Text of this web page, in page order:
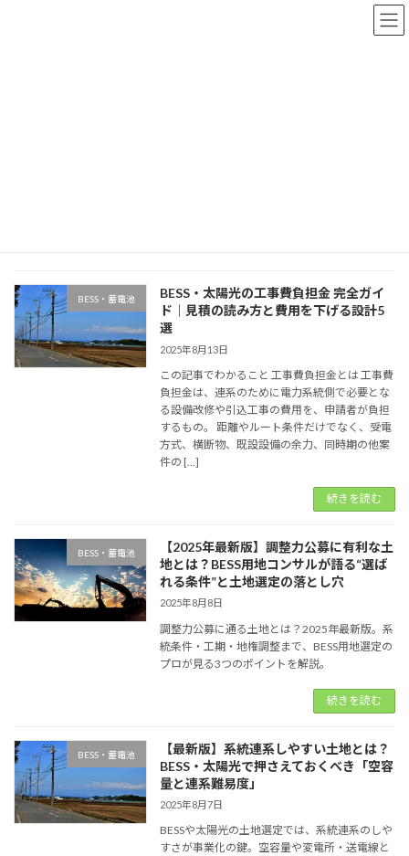
BESS・蓄電池
BESS・太陽光の工事費負担金 完全ガイ
ド｜見積の読み方と費用を下げる設計5
選
2025年8月13日
この記事でわかること 工事費負担金とは 工事費
負担金は、連系のために電力系統側で必要とな
る設備改修や引込工事の費用を、申請者が負担
するもの。 距離やルート条件だけでなく、受電
方式、横断物、既設設備の余力、同時期の他案
件の […]
続きを読む
BESS・蓄電池
【2025年最新版】調整力公募に有利な土
地とは？BESS用地コンサルが語る“選ば
れる条件”と土地選定の落とし穴
2025年8月8日
調整力公募に通る土地とは？2025年最新版。系
統条件・工期・地権調整まで、BESS用地選定の
プロが見る3つのポイントを解説。
続きを読む
BESS・蓄電池
【最新版】系統連系しやすい土地とは？
BESS・太陽光で押さえておくべき「空容
量と連系難易度」
2025年8月7日
BESSや太陽光の土地選定では、系統連系のしや
すさが事業化の鍵。空容量や変電所・送電線と